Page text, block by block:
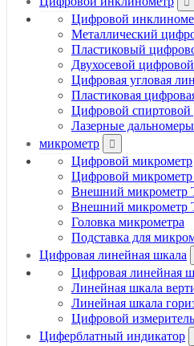
Цифровой
Металлический
Пластиковый
Двухосевой
Цифровая угловая
Пластиковая
Цифровой спиртовой
Лазерные дальномеры
микрометр
Цифровой микрометр
Цифровой микрометр
Внешний микрометр
Внешний микрометр
Головка микрометра
Подставка для
Цифровая линейная шкала
Цифровая линейная
Линейная шкала
Линейная шкала
Цифровой
Циферблатный индикатор